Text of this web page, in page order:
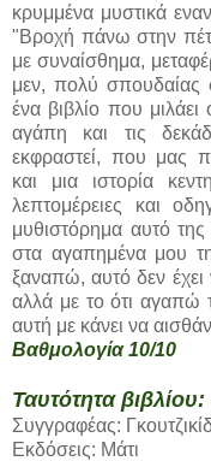
κρυμμένα μυστικά
"Βροχή πάνω στην
με συναίσθημα,
μεν, πολύ σπουδαίας
ένα βιβλίο που
αγάπη και τις
εκφραστεί, που μας
και μια ιστορία
λεπτομέρειες και
μυθιστόρημα αυτό
στα αγαπημένα μου
ξαναπώ, αυτό δεν
αλλά με το ότι αγαπώ
αυτή με κάνει να
Βαθμολογία 10/10
Ταυτότητα βιβλίου:
Συγγραφέας:
Εκδόσεις: Μάτι